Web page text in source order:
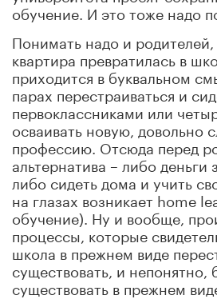
обучение. И это тоже надо
Понимать надо и
квартира превратилась в
приходится в буквальном
парах перестраиваться и
первоклассниками или
осваивать новую, довольно
профессию. Отсюда перед
альтернатива – либо деньги
либо сидеть дома и учить
на глазах возникает home
обучение). Ну и вообще,
процессы, которые
школа в прежнем виде
существовать, и непонятно,
существовать в прежнем